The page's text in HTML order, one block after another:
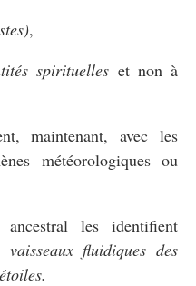
,
spirituelles et non à
maintenant, avec les
météorologiques ou
les identifient
vaisseaux fluidiques des